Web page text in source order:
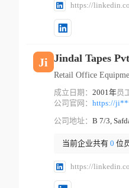
https://
Ji Jindal Tapes
Retail Office
成立日期： 2001年员
公司官网： https://
公司地址：
当前企业共有 0 位
https://